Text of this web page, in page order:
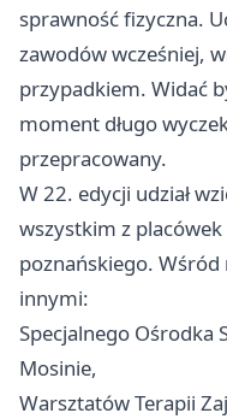
sprawność fizyczna.
zawodów wcześniej,
przypadkiem. Widać
moment długo
przepracowany.
W 22. edycji udział
wszystkim z
poznańskiego.
innymi:
Specjalnego Ośrodka
Mosinie,
Warsztatów Terapii